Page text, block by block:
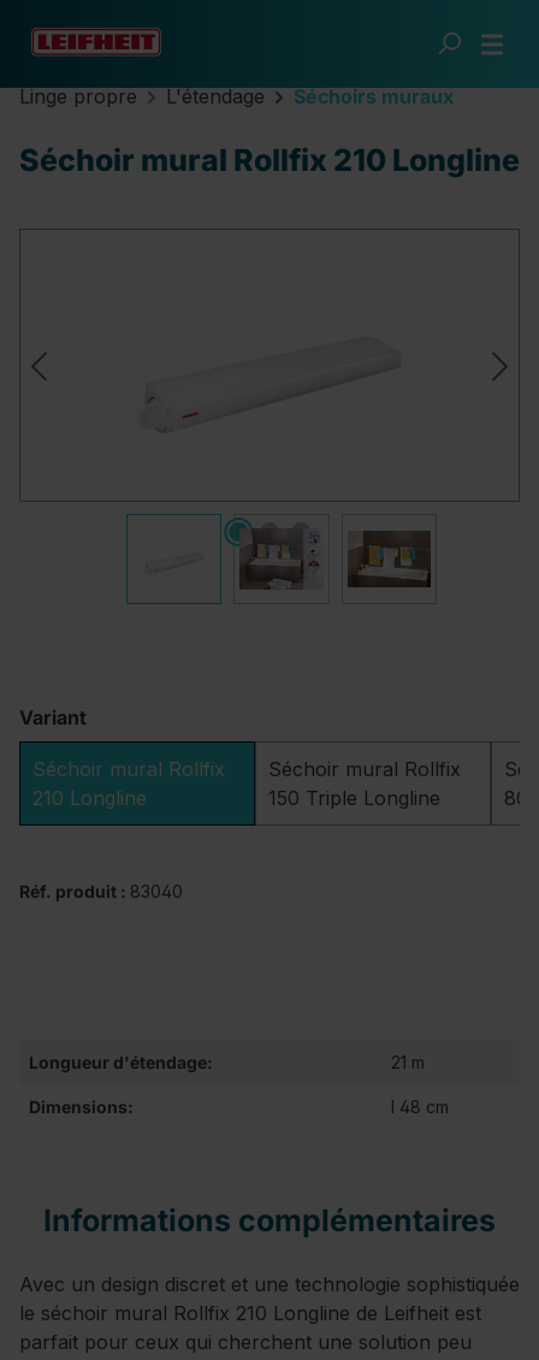
Passer au contenu principal
Linge propre L'étendage Séchoirs muraux
Séchoir mural Rollfix 210 Longline
Variant
Séchoir mural Rollfix
210 Longline
Séchoir mural Rollfix
150 Triple Longline
80
Réf. produit : 83040
Longueur d'étendage: 21 m
Dimensions: l 48 cm
Informations complémentaires
Avec un design discret et une technologie sophistiquée
le séchoir mural Rollfix 210 Longline de Leifheit est
parfait pour ceux qui cherchent une solution peu